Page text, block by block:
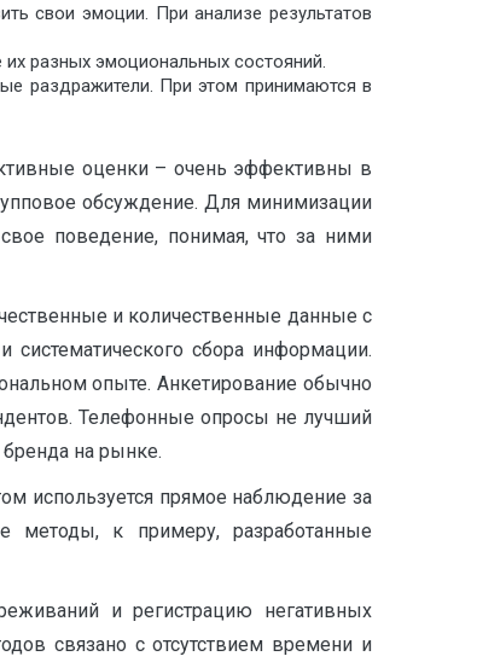
свои эмоции. При анализе результатов
разных эмоциональных состояний.
раздражители. При этом принимаются в
оценки – очень эффективны в
обсуждение. Для минимизации
поведение, понимая, что за ними
и количественные данные с
сбора информации.
опыте. Анкетирование обычно
Телефонные опросы не лучший
на рынке.
используется прямое наблюдение за
методы, к примеру, разработанные
и регистрацию негативных
связано с отсутствием времени и